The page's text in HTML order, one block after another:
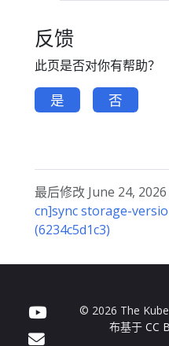
反馈
此页是否对你有帮助？
是 否
最后修改 June 24,
cn]sync storage-
(6234c5d1c3)
© 2026 The
布基于CC